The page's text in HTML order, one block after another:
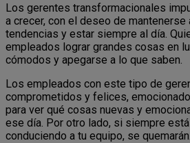
Los gerentes transformacionales
a crecer, con el deseo de mantenerse
tendencias y estar siempre al día.
empleados lograr grandes cosas en
cómodos y apegarse a lo que saben.
Los empleados con este tipo de
comprometidos y felices,
para ver qué cosas nuevas y
ese día. Por otro lado, si siempre
conduciendo a tu equipo, se quemarán.